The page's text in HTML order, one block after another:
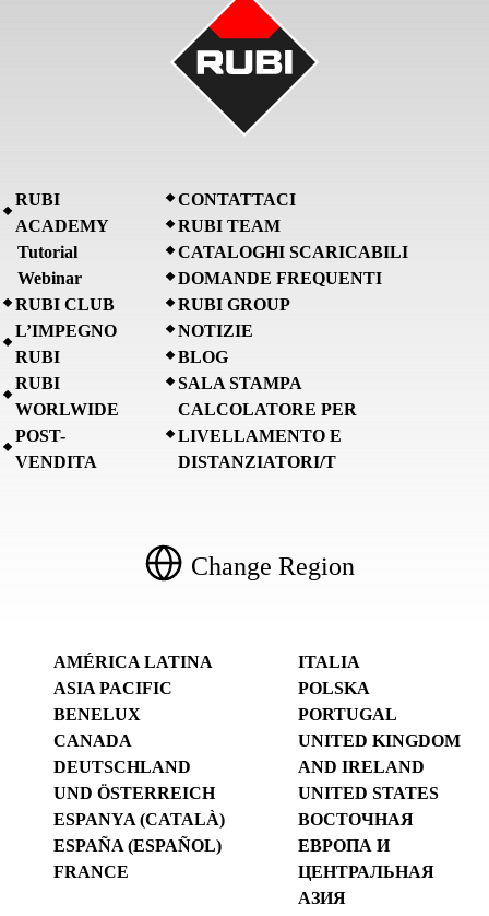
RUBI
ACADEMY
Tutorial
Webinar
RUBI CLUB
L’IMPEGNO
RUBI
RUBI
WORLWIDE
POST-
VENDITA
CONTATTACI
RUBI TEAM
CATALOGHI SCARICABILI
DOMANDE FREQUENTI
RUBI GROUP
NOTIZIE
BLOG
SALA STAMPA
CALCOLATORE PER
LIVELLAMENTO E
DISTANZIATORI/T
Change Region
AMÉRICA LATINA
ASIA PACIFIC
BENELUX
CANADA
DEUTSCHLAND
UND ÖSTERREICH
ESPANYA (CATALÀ)
ESPAÑA (ESPAÑOL)
FRANCE
ITALIA
POLSKA
PORTUGAL
UNITED KINGDOM
AND IRELAND
UNITED STATES
ВОСТОЧНАЯ
ЕВРОПА И
ЦЕНТРАЛЬНАЯ
АЗИЯ